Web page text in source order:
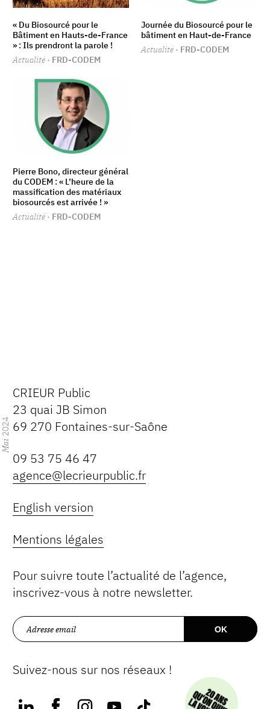
Mai
2024
« Du Biosourcé pour le
Bâtiment en Hauts-de-France
» : Ils prendront la parole !
Actualité · FRD-CODEM
Journée du Biosourcé pour le
bâtiment en Haut-de-France
Actualité · FRD-CODEM
Pierre Bono, directeur général
du CODEM : « L’heure de la
massification des matériaux
biosourcés est arrivée ! »
Actualité · FRD-CODEM
CRIEUR Public
23 quai JB Simon
69 270 Fontaines-sur-Saône
09 53 75 46 47
agence@lecrieurpublic.fr
English version
Mentions légales
Pour suivre toute l’actualité de l’agence,
inscrivez-vous à notre newsletter.
Suivez-nous sur nos réseaux !